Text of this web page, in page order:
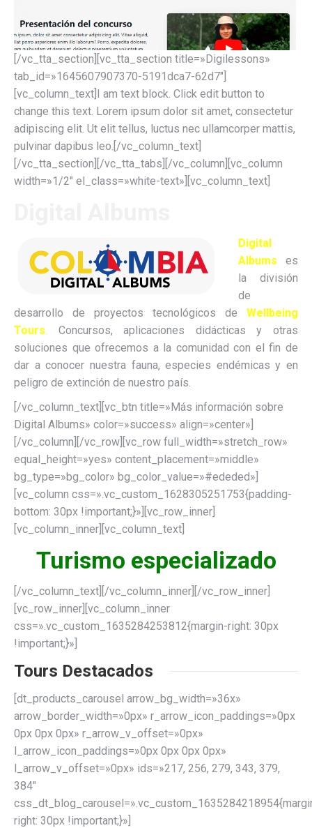
[/vc_tta_section][vc_tta_section title=»Digilessons»
tab_id=»1645607907370-5191dca7-62d7″]
[vc_column_text]I am text block. Click edit button to
change this text. Lorem ipsum dolor sit amet, consectetur
adipiscing elit. Ut elit tellus, luctus nec ullamcorper mattis,
pulvinar dapibus leo.[/vc_column_text]
[/vc_tta_section][/vc_tta_tabs][/vc_column][vc_column
width=»1/2″ el_class=»white-text»][vc_column_text]
Digital
Albums
es
la división
de
desarrollo de proyectos tecnológicos de
Wellbeing
Tours. Concursos, aplicaciones didácticas y otras
soluciones que ofrecemos a la comunidad con el fin de
dar a conocer nuestra fauna, especies endémicas y en
peligro de extinción de nuestro país.
[/vc_column_text][vc_btn title=»Más información sobre
Digital Albums» color=»success» align=»center»]
[/vc_column][/vc_row][vc_row full_width=»stretch_row»
equal_height=»yes» content_placement=»middle»
bg_type=»bg_color» bg_color_value=»#ededed»]
[vc_column css=».vc_custom_1628305251753{padding-
bottom: 30px !important;}»][vc_row_inner]
[vc_column_inner][vc_column_text]
Turismo especializado
[/vc_column_text][/vc_column_inner][/vc_row_inner]
[vc_row_inner][vc_column_inner
css=».vc_custom_1635284253812{margin-right: 30px
!important;}»]
Tours Destacados
[dt_products_carousel arrow_bg_width=»36x»
arrow_border_width=»0px» r_arrow_icon_paddings=»0px
0px 0px 0px» r_arrow_v_offset=»0px»
l_arrow_icon_paddings=»0px 0px 0px 0px»
l_arrow_v_offset=»0px» ids=»217, 256, 279, 343, 379,
384″
right: 30px !important;}»]